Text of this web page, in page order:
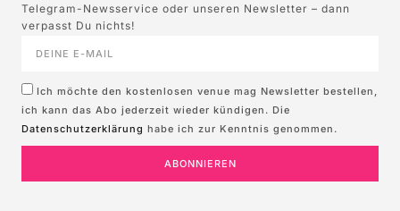
Telegram-Newsservice oder unseren Newsletter – dann
verpasst Du nichts!
Ich möchte den kostenlosen venue mag Newsletter bestellen,
ich kann das Abo jederzeit wieder kündigen. Die
Datenschutzerklärung habe ich zur Kenntnis genommen.
ABONNIEREN